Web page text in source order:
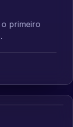
primeiro